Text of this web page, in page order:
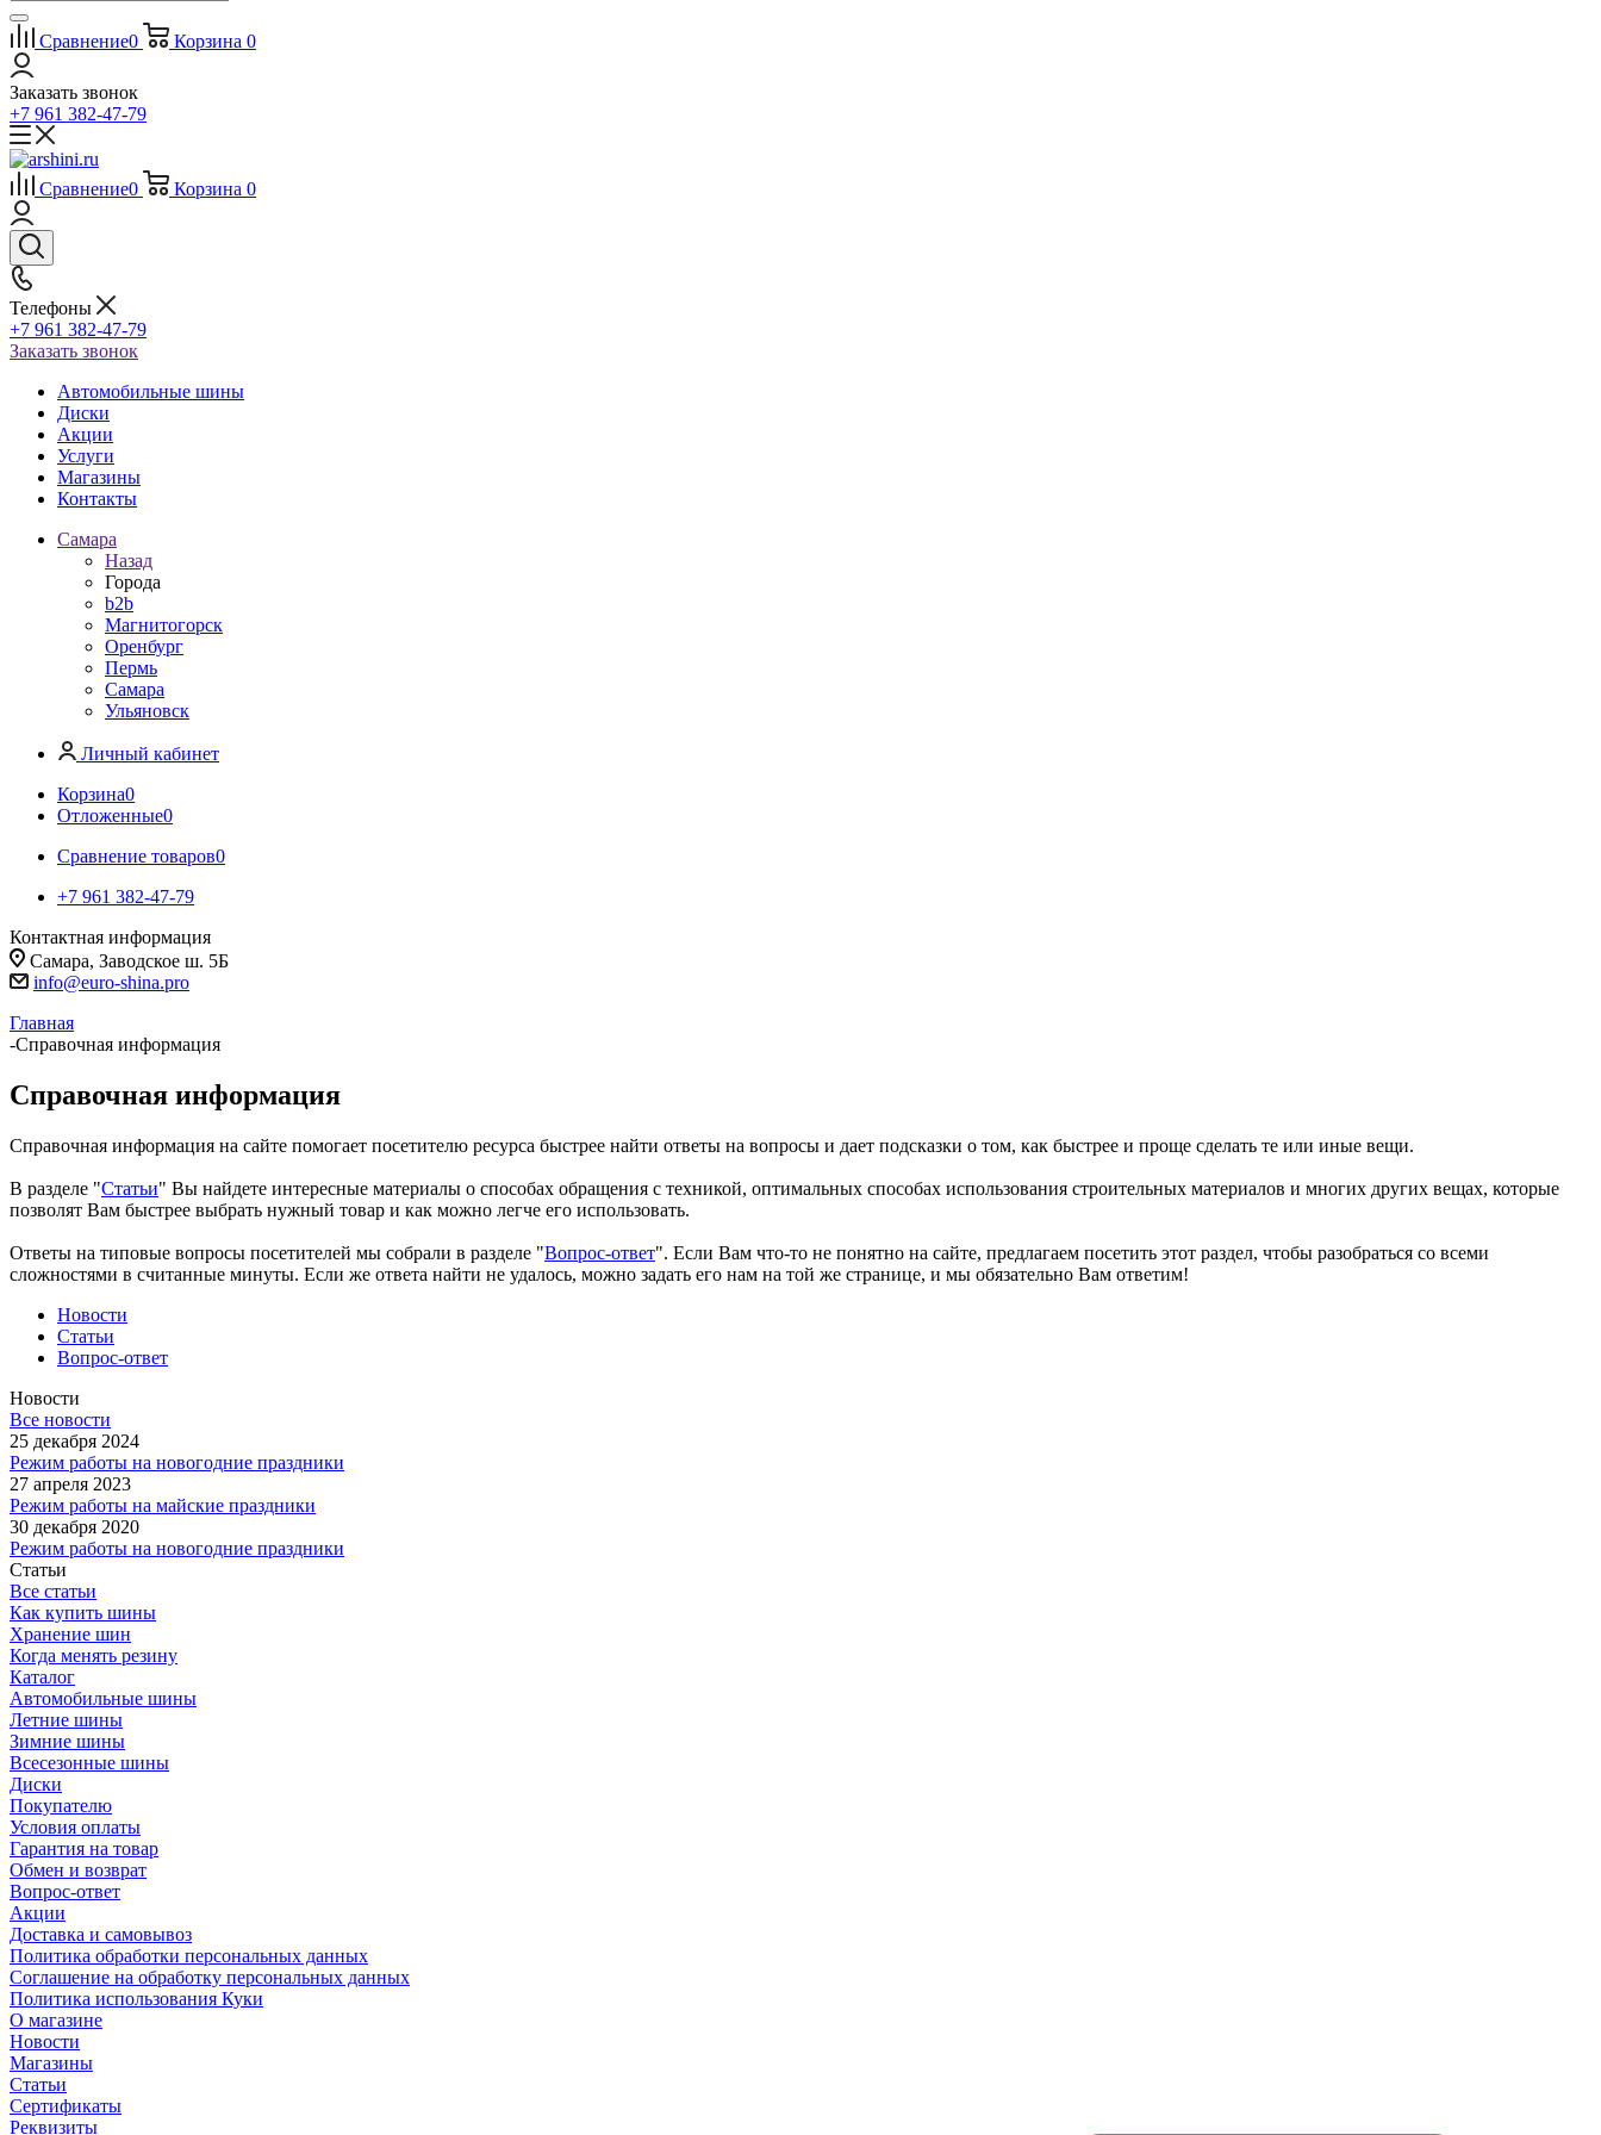
Сравнение0 Корзина 0
Заказать звонок
+7 961 382-47-79
Сравнение0 Корзина 0
Телефоны
+7 961 382-47-79
Заказать звонок
Автомобильные шины
Диски
Акции
Услуги
Магазины
Контакты
Самара
Назад
Города
b2b
Магнитогорск
Оренбург
Пермь
Самара
Ульяновск
Личный кабинет
Корзина0
Отложенные0
Сравнение товаров0
+7 961 382-47-79
Контактная информация
Самара, Заводское ш. 5Б
info@euro-shina.pro
Главная
-Справочная информация
Справочная информация
Справочная информация на сайте помогает посетителю ресурса быстрее найти ответы на вопросы и дает подсказки о том, как быстрее и проще сделать те или иные вещи.
В разделе "Статьи" Вы найдете интересные материалы о способах обращения с техникой, оптимальных способах использования строительных материалов и многих других вещах, которые
позволят Вам быстрее выбрать нужный товар и как можно легче его использовать.
Ответы на типовые вопросы посетителей мы собрали в разделе "Вопрос-ответ". Если Вам что-то не понятно на сайте, предлагаем посетить этот раздел, чтобы разобраться со всеми
сложностями в считанные минуты. Если же ответа найти не удалось, можно задать его нам на той же странице, и мы обязательно Вам ответим!
Новости
Статьи
Вопрос-ответ
Новости
Все новости
25 декабря 2024
Режим работы на новогодние праздники
27 апреля 2023
Режим работы на майские праздники
30 декабря 2020
Режим работы на новогодние праздники
Статьи
Все статьи
Как купить шины
Хранение шин
Когда менять резину
Каталог
Автомобильные шины
Летние шины
Зимние шины
Всесезонные шины
Диски
Покупателю
Условия оплаты
Гарантия на товар
Обмен и возврат
Вопрос-ответ
Акции
Доставка и самовывоз
Политика обработки персональных данных
Соглашение на обработку персональных данных
Политика использования Куки
О магазине
Новости
Магазины
Статьи
Сертификаты
Реквизиты